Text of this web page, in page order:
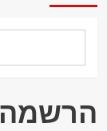
אתר
הכי
הרשמה